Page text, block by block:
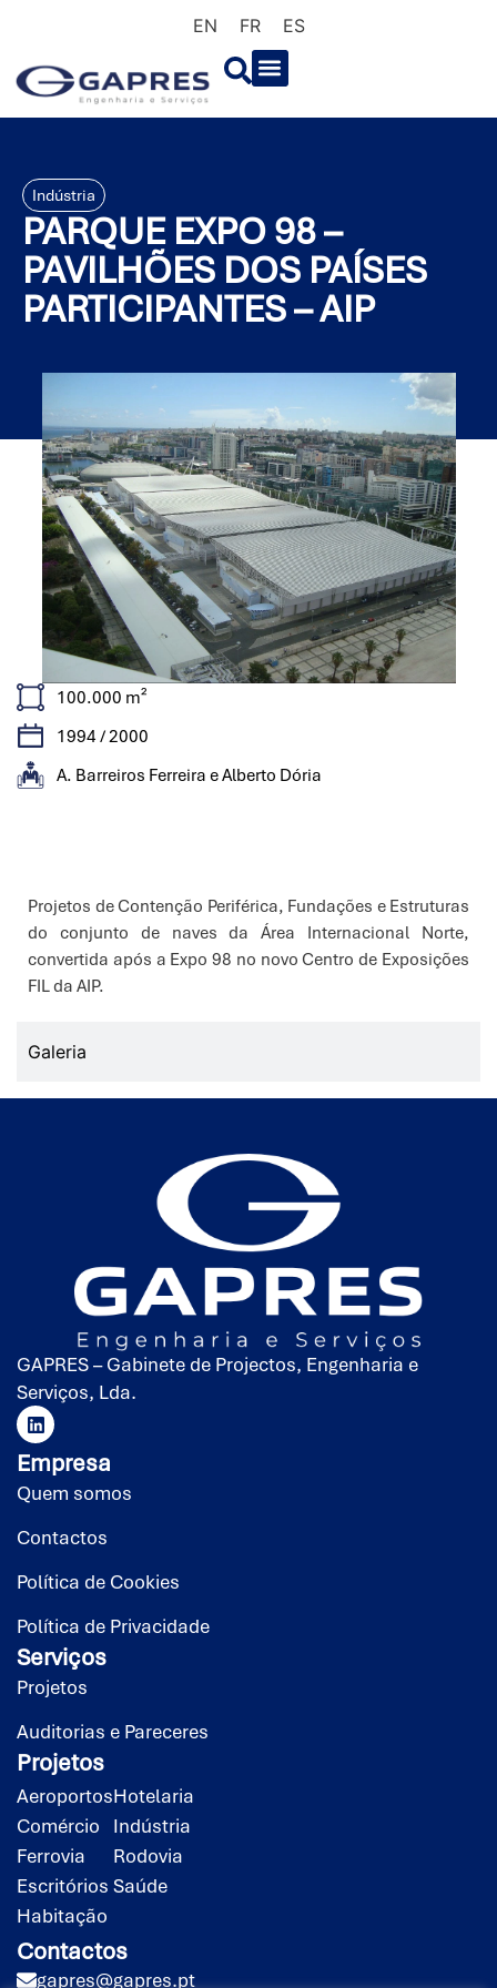
EN FR ES
Indústria
PARQUE EXPO 98 –
PAVILHÕES DOS PAÍSES
PARTICIPANTES – AIP
100.000 m²
1994 / 2000
A. Barreiros Ferreira e Alberto Dória
Galeria
Projetos de Contenção Periférica, Fundações e Estruturas
do conjunto de naves da Área Internacional Norte,
convertida após a Expo 98 no novo Centro de Exposições
FIL da AIP.
GAPRES – Gabinete de Projectos, Engenharia e
Serviços, Lda.
Empresa
Quem somos
Contactos
Política de Cookies
Política de Privacidade
Serviços
Projetos
Auditorias e Pareceres
Projetos
Aeroportos
Comércio
Ferrovia
Escritórios
Habitação
Hotelaria
Indústria
Rodovia
Saúde
Contactos
gapres@gapres.pt